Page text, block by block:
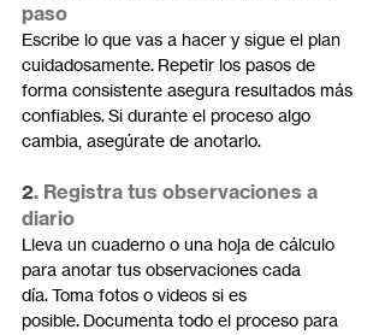
paso
Escribe lo que vas a hacer y sigue el plan
cuidadosamente. Repetir los pasos de
forma consistente asegura resultados más
confiables. Si durante el proceso algo
cambia, asegúrate de anotarlo.
2. Registra tus observaciones a
diario
Lleva un cuaderno o una hoja de cálculo
para anotar tus observaciones cada
día. Toma fotos o videos si es
posible. Documenta todo el proceso para